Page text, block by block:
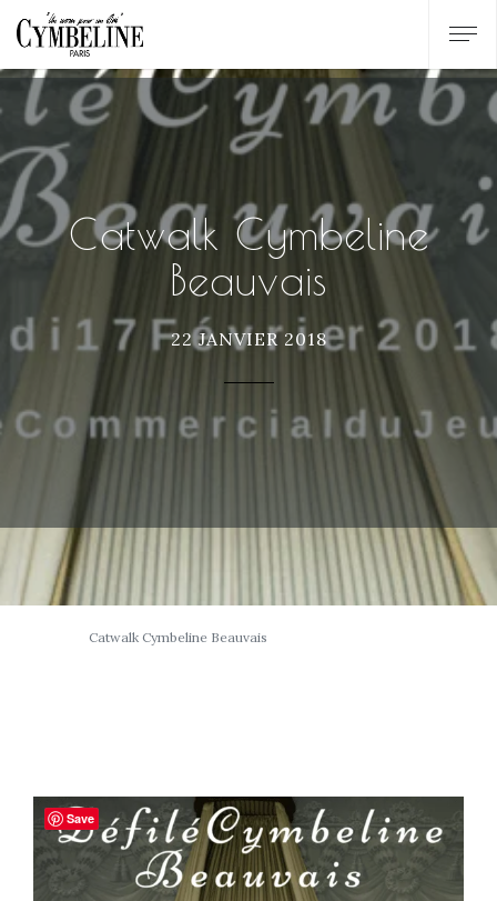
Catwalk Cymbeline
Beauvais
22 JANVIER 2018
Catwalk Cymbeline Beauvais
Save